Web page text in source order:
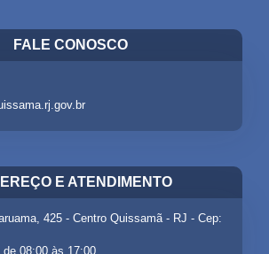
FALE CONOSCO
E ATENDIMENTO
425 - Centro Quissamã - RJ - Cep:
08:00 às 17:00